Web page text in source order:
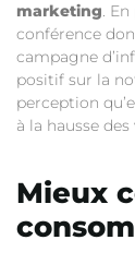
marketing.
conférence
campagne
positif sur la
perception
à la hausse
Mieux